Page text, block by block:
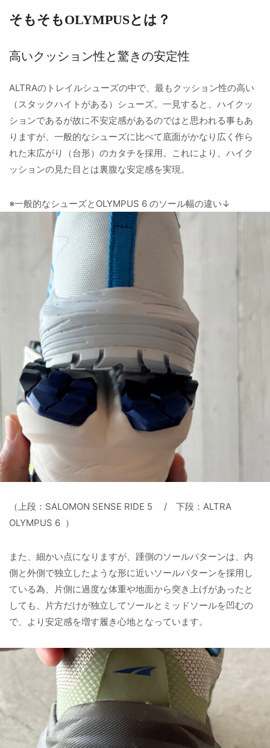
そもそもOLYMPUSとは？
高いクッション性と驚きの安定性
ALTRAのトレイルシューズの中で、最もクッション性の高い
（スタックハイトがある）シューズ。一見すると、ハイクッ
ションであるが故に不安定感があるのではと思われる事もあ
りますが、一般的なシューズに比べて底面がかなり広く作ら
れた末広がり（台形）のカタチを採用。これにより、ハイク
ッションの見た目とは裏腹な安定感を実現。
※一般的なシューズとOLYMPUS 6 のソール幅の違い↓
（上段：SALOMON SENSE RIDE 5 / 下段：ALTRA
OLYMPUS 6 ）
また、細かい点になりますが、踵側のソールパターンは、内
側と外側で独立したような形に近いソールパターンを採用し
ている為、片側に過度な体重や地面から突き上げがあったと
しても、片方だけが独立してソールとミッドソールを凹むの
で、より安定感を増す履き心地となっています。